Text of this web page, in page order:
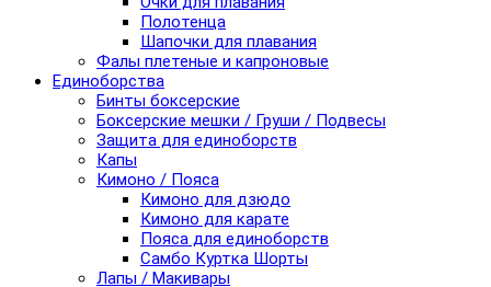
Полотенца
Шапочки для плавания
Фалы плетеные и капроновые
Единоборства
Бинты боксерские
Боксерские мешки / Груши / Подвесы
Защита для единоборств
Капы
Кимоно / Пояса
Кимоно для дзюдо
Кимоно для карате
Пояса для единоборств
Самбо Куртка Шорты
Лапы / Макивары